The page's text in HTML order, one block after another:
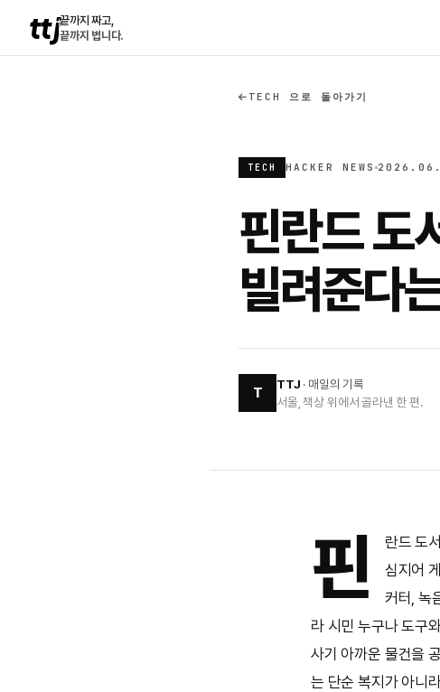
ttj끝까지 짜고,
끝까지 법니다.
TECH 으로 돌아가기
TECH HACKER NEWS
핀란드 도
빌려준다
T
TTJ · 매일의 기록
서울, 책상 위에서 골라낸 한 편.
핀
란드 도
심지어
커터, 녹
라 시민 누구나 도구
사기 아까운 물건을
는 단순 복지가 아니